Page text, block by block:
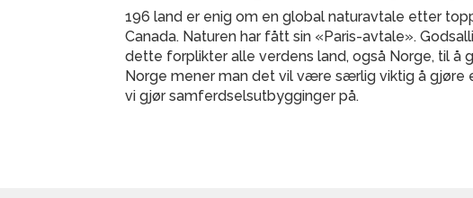
196 land er enig om en global naturavtale etter
Canada. Naturen har fått sin «Paris-avtale».
dette forplikter alle verdens land, også Norge, til å
Norge mener man det vil være særlig viktig å gjøre
vi gjør samferdselsutbygginger på.